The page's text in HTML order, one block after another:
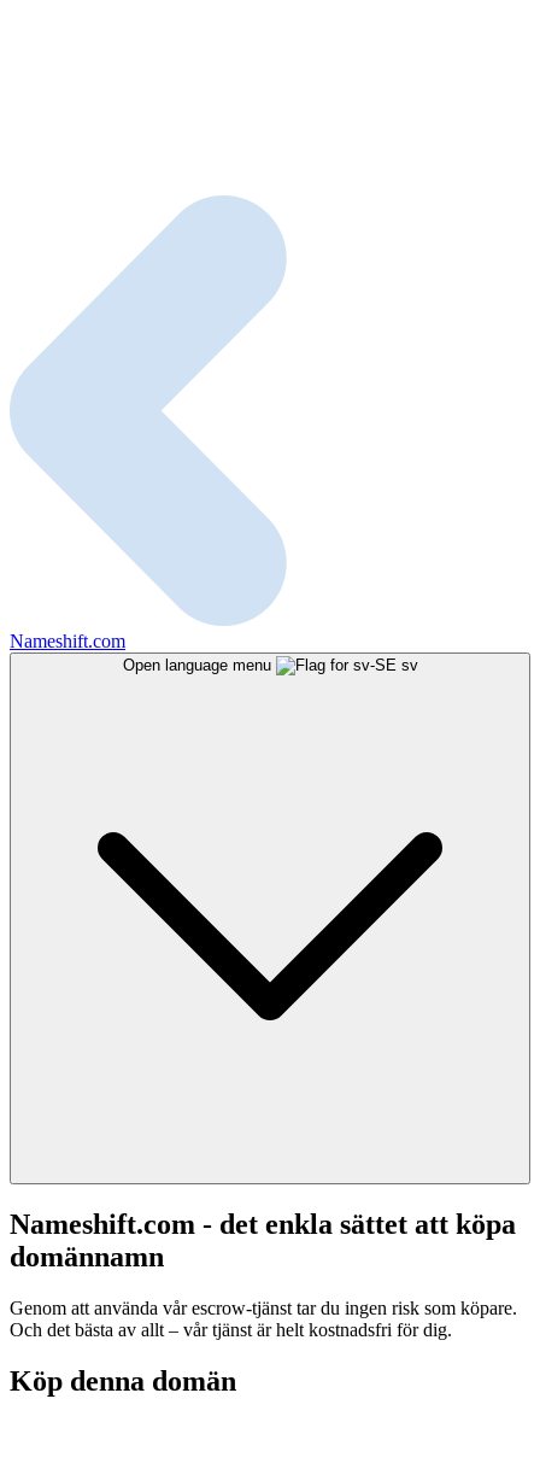
Nameshift.com
Open language menu sv
Nameshift.com - det enkla sättet att köpa
domännamn
Genom att använda vår escrow-tjänst tar du ingen risk som köpare.
Och det bästa av allt – vår tjänst är helt kostnadsfri för dig.
Köp denna domän